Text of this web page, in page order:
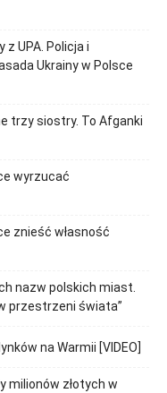
UPA. Policja i
Ukrainy w Polsce
trzy siostry. To Afganki
wyrzucać
znieść własność
nazw polskich miast.
przestrzeni świata”
na Warmii [VIDEO]
milionów złotych w